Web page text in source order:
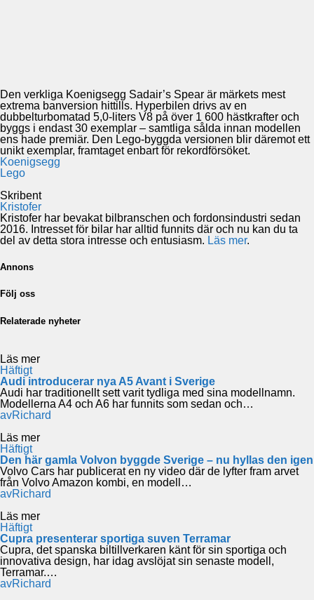
Den verkliga Koenigsegg Sadair’s Spear är märkets mest
extrema banversion hittills. Hyperbilen drivs av en
dubbelturbomatad 5,0-liters V8 på över 1 600 hästkrafter och
byggs i endast 30 exemplar – samtliga sålda innan modellen
ens hade premiär. Den Lego-byggda versionen blir däremot ett
unikt exemplar, framtaget enbart för rekordförsöket.
Koenigsegg
Lego
Skribent
Kristofer
Kristofer har bevakat bilbranschen och fordonsindustri sedan
2016. Intresset för bilar har alltid funnits där och nu kan du ta
del av detta stora intresse och entusiasm. Läs mer.
Annons
Följ oss
Relaterade nyheter
Läs mer
Häftigt
Audi introducerar nya A5 Avant i Sverige
Audi har traditionellt sett varit tydliga med sina modellnamn.
Modellerna A4 och A6 har funnits som sedan och…
avRichard
Läs mer
Häftigt
Den här gamla Volvon byggde Sverige – nu hyllas den igen
Volvo Cars har publicerat en ny video där de lyfter fram arvet
från Volvo Amazon kombi, en modell…
avRichard
Läs mer
Häftigt
Cupra presenterar sportiga suven Terramar
Cupra, det spanska biltillverkaren känt för sin sportiga och
innovativa design, har idag avslöjat sin senaste modell,
Terramar.…
avRichard